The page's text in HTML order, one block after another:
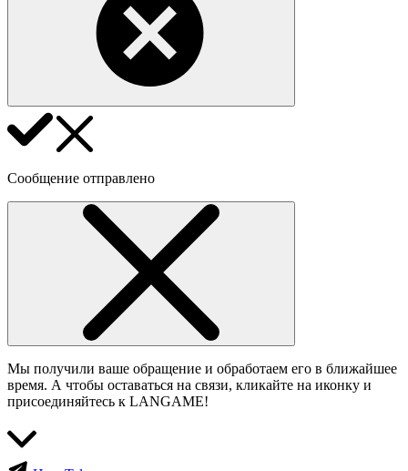
Сообщение отправлено
Мы получили ваше обращение и обработаем его в ближайшее
время. А чтобы оставаться на связи, кликайте на иконку и
присоединяйтесь к LANGAME!